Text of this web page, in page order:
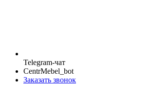
Telegram-чат
CentrMebel_bot
Заказать звонок